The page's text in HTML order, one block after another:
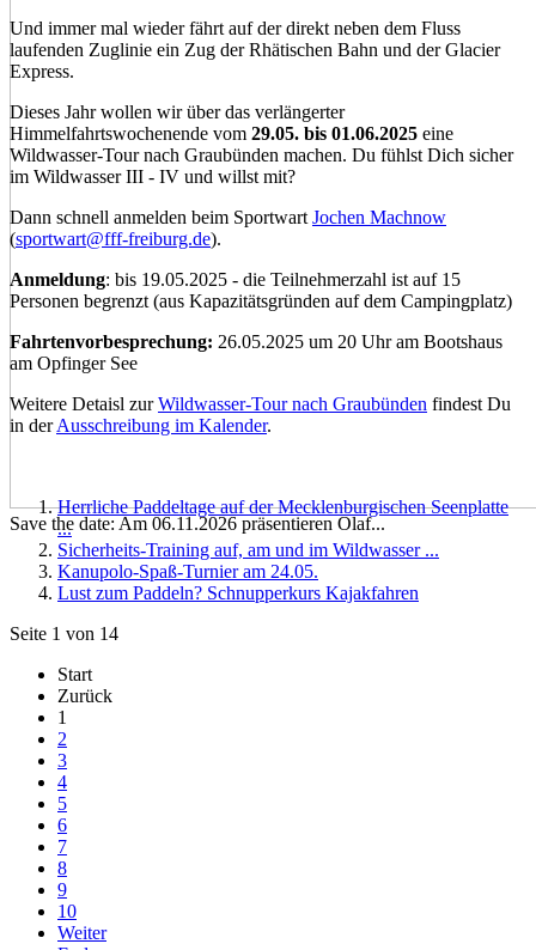
Save the date: Am 06.11.2026 präsentieren Olaf...
Und immer mal wieder fährt auf der direkt neben dem Fluss
laufenden Zuglinie ein Zug der Rhätischen Bahn und der Glacier
Express.
Dieses Jahr wollen wir über das verlängerter
Himmelfahrtswochenende vom 29.05. bis 01.06.2025 eine
Wildwasser-Tour nach Graubünden machen. Du fühlst Dich sicher
im Wildwasser III - IV und willst mit?
Dann schnell anmelden beim Sportwart Jochen Machnow
(sportwart@fff-freiburg.de).
Anmeldung: bis 19.05.2025 - die Teilnehmerzahl ist auf 15
Personen begrenzt (aus Kapazitätsgründen auf dem Campingplatz)
Fahrtenvorbesprechung: 26.05.2025 um 20 Uhr am Bootshaus
am Opfinger See
Weitere Detaisl zurWildwasser-Tour nach Graubünden findest Du
in derAusschreibung im Kalender.
Herrliche Paddeltage auf der Mecklenburgischen Seenplatte
...
Sicherheits-Training auf, am und im Wildwasser ...
Kanupolo-Spaß-Turnier am 24.05.
Lust zum Paddeln? Schnupperkurs Kajakfahren
Seite 1 von 14
Start
Zurück
1
2
3
4
5
6
7
8
9
10
Weiter